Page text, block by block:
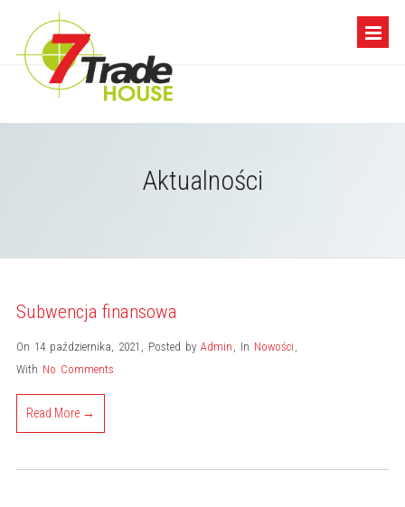
Aktualności
Subwencja finansowa
On 14 października, 2021 , Posted by Admin , In Nowości ,
With No Comments
Read More →